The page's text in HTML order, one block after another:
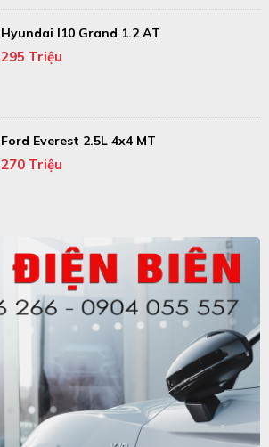
Hyundai I10 Grand 1.2 AT
295 Triệu
Ford Everest 2.5L 4x4 MT
270 Triệu